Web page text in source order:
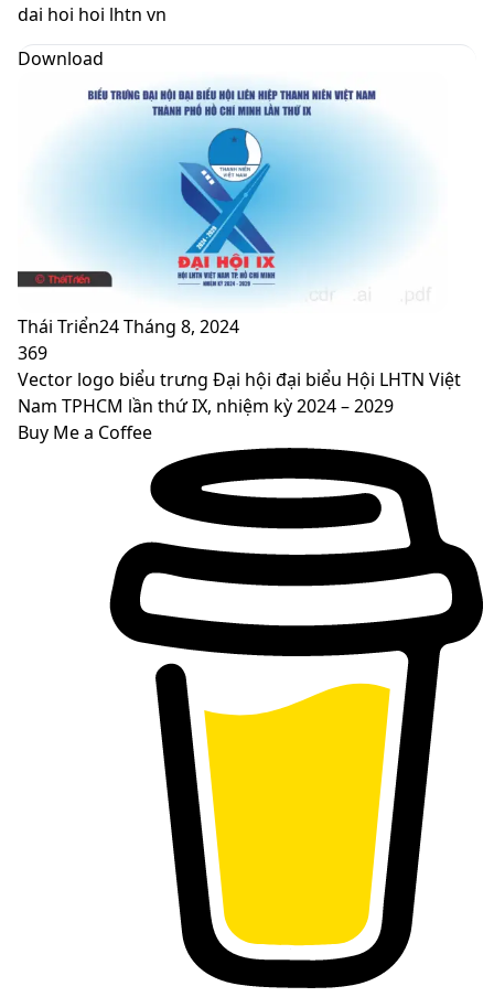
skin
dai hoi hoi lhtn vn
Download
Thái Triển24 Tháng 8, 2024
369
Vector logo biểu trưng Đại hội đại biểu Hội LHTN Việt
Nam TPHCM lần thứ IX, nhiệm kỳ 2024 – 2029
Buy Me a Coffee